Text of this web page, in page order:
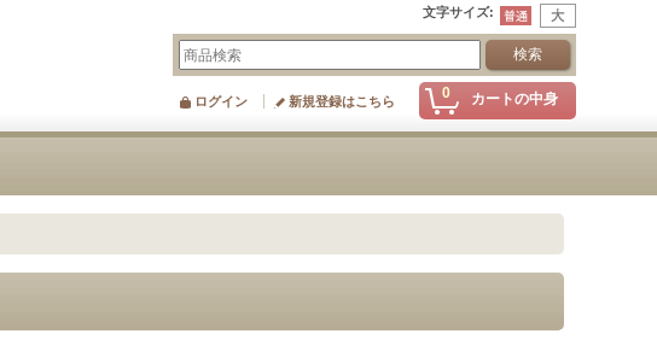
文字サイズ:
0 カートの中身
ログイン 新規登録はこちら